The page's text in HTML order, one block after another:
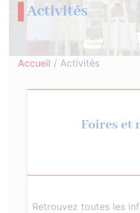
Activités
Accueil / Activités
Foires et
Retrouvez toutes les